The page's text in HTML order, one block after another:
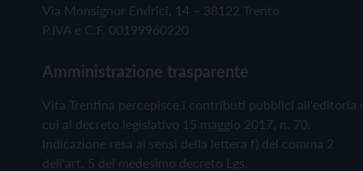
Via Monsignor Endrici, 14 – 38122 Trento
P.IVA e C.F. 00199960220
Amministrazione trasparente
Vita Trentina percepisce i contributi pubblici all'editoria
cui al decreto legislativo 15 maggio 2017, n. 70.
Indicazione resa ai sensi della lettera f) del comma 2
dell'art. 5 del medesimo decreto Lgs.